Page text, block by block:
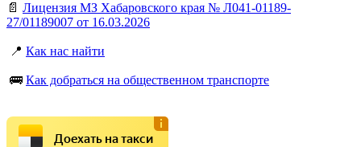
📄 Лицензия МЗ Хабаровского края № Л041-01189-
27/01189007 от 16.03.2026
📍 Как нас найти
🚌 Как добраться на общественном транспорте
Доехать на такси